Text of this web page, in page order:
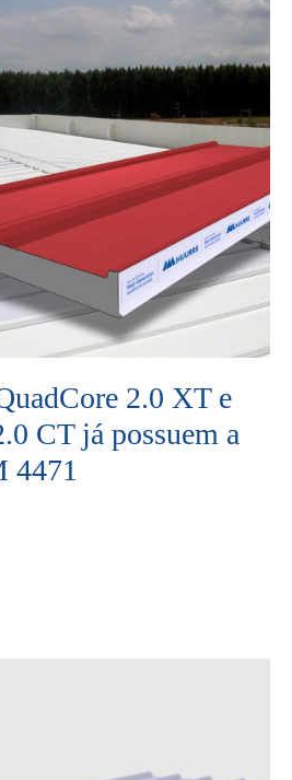
2.0 XT e
CT já possuem a
4471